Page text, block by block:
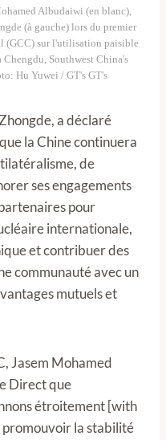
Albudaiwi (en blanc),
(à gauche) lors du premier
(GCC) sur l'utilisation paisible
Southwest China's
Hu Yuwei / GT's GT's
a déclaré
la Chine continuera
de
ses engagements
pour
internationale,
et contribuer des
communauté avec un
mutuels et
Jasem Mohamed
Direct que
étroitement [with
la stabilité